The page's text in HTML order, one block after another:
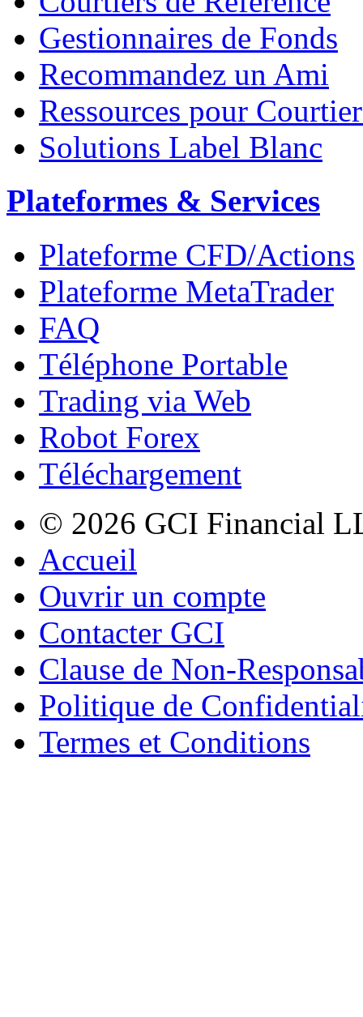
Gestionnaires de Fonds
Recommandez un Ami
Ressources pour
Solutions Label Blanc
Plateformes & Services
Plateforme CFD/Actions
Plateforme MetaTrader
FAQ
Téléphone Portable
Trading via Web
Robot Forex
Téléchargement
© 2026 GCI Financial
Accueil
Ouvrir un compte
Contacter GCI
Clause de Non-
Politique de
Termes et Conditions